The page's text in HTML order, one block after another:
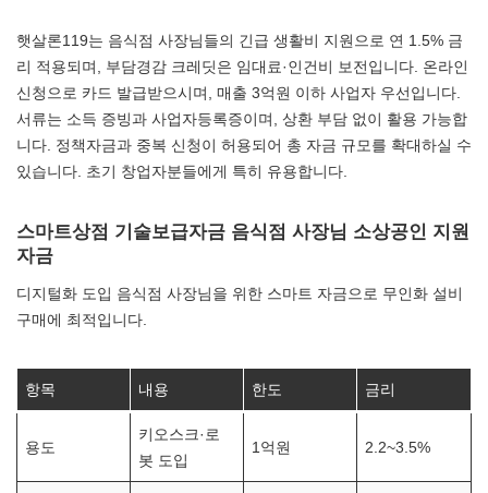
햇살론119는 음식점 사장님들의 긴급 생활비 지원으로 연 1.5% 금
리 적용되며, 부담경감 크레딧은 임대료·인건비 보전입니다. 온라인
신청으로 카드 발급받으시며, 매출 3억원 이하 사업자 우선입니다.
서류는 소득 증빙과 사업자등록증이며, 상환 부담 없이 활용 가능합
니다. 정책자금과 중복 신청이 허용되어 총 자금 규모를 확대하실 수
있습니다. 초기 창업자분들에게 특히 유용합니다.
스마트상점 기술보급자금 음식점 사장님 소상공인 지원
자금
디지털화 도입 음식점 사장님을 위한 스마트 자금으로 무인화 설비
구매에 최적입니다.
항목 내용 한도 금리
용도
키오스크·로
봇 도입
1억원 2.2~3.5%